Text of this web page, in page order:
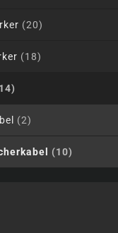
(20)
(18)
(2)
(10)